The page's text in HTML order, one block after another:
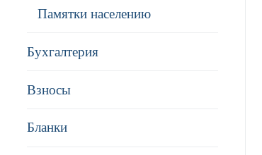
Памятки населению
Бухгалтерия
Взносы
Бланки